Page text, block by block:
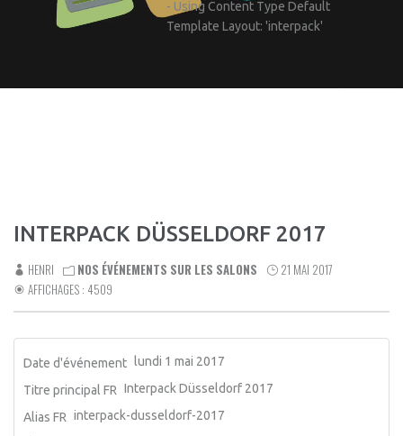
- Using Content Type Default
Template Layout: 'interpack'
INTERPACK DÜSSELDORF 2017
HENRI NOS ÉVÉNEMENTS SUR LES SALONS
21 MAI 2017
AFFICHAGES : 4509
Date d'événement
lundi 1 mai 2017
Titre principal FR Interpack Düsseldorf 2017
Alias FR interpack-dusseldorf-2017